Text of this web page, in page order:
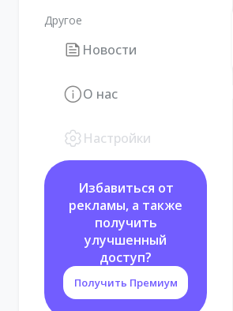
Другое
Новости
О нас
Настройки
Избавиться от
рекламы, а также
получить
улучшенный
доступ?
Получить Премиум